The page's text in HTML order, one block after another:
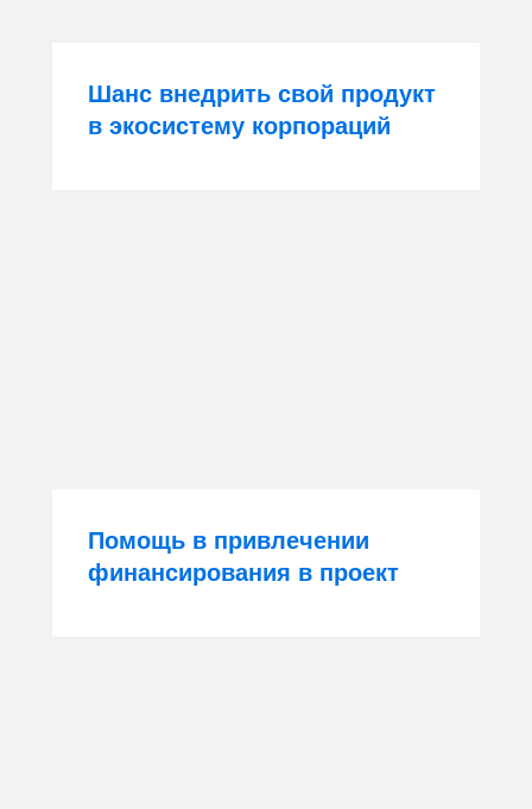
Шанс внедрить свой продукт
в экосистему корпораций
Помощь в привлечении
финансирования в проект